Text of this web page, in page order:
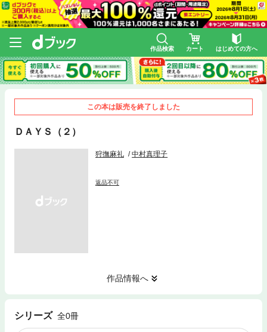
作品検索 カート はじめての方へ
この本は販売を終了しました
ＤＡＹＳ（２）
狩撫麻礼 中村真理子
返品不可
作品情報へ
シリーズ 全0冊